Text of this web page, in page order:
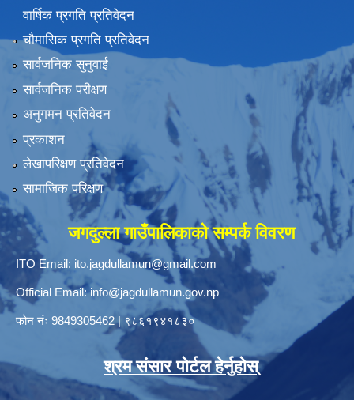
वार्षिक प्रगति प्रतिवेदन
चौमासिक प्रगति प्रतिवेदन
सार्वजनिक सुनुवाई
सार्वजनिक परीक्षण
अनुगमन प्रतिवेदन
प्रकाशन
लेखापरिक्षण प्रतिवेदन
सामाजिक परिक्षण
जगदुल्ला गाउँपालिकाको सम्पर्क विवरण
ITO Email: ito.jagdullamun@gmail.com
Official Email:info@jagdullamun.gov.np
फोन नंः 9849305462| ९८६१९४१८३०
श्रम संसार पोर्टल हेर्नुहोस्